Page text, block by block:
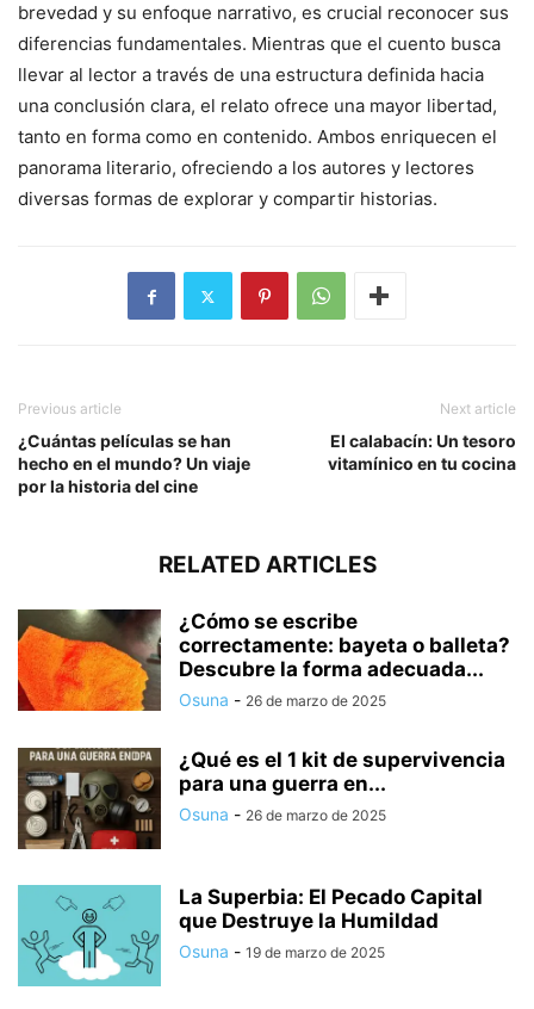
brevedad y su enfoque narrativo, es crucial reconocer sus
diferencias fundamentales. Mientras que el cuento busca
llevar al lector a través de una estructura definida hacia
una conclusión clara, el relato ofrece una mayor libertad,
tanto en forma como en contenido. Ambos enriquecen el
panorama literario, ofreciendo a los autores y lectores
diversas formas de explorar y compartir historias.
Previous article
¿Cuántas películas se han
hecho en el mundo? Un viaje
por la historia del cine
Next article
El calabacín: Un tesoro
vitamínico en tu cocina
RELATED ARTICLES
¿Cómo se escribe
correctamente: bayeta o balleta?
Descubre la forma adecuada...
Osuna - 26 de marzo de 2025
¿Qué es el 1 kit de supervivencia
para una guerra en...
Osuna - 26 de marzo de 2025
La Superbia: El Pecado Capital
que Destruye la Humildad
Osuna - 19 de marzo de 2025